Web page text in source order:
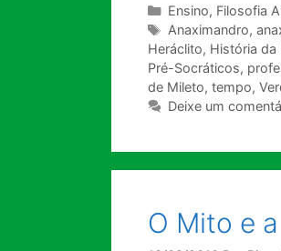
Categorias
Ensino, Filosofia
Tags
Anaximandro,
Heráclito, História da
Pré-Socráticos,
de Mileto, tempo,
Deixe um
O Mito e